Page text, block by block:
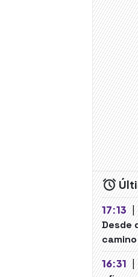
17:13 |
Desde
16:31 |